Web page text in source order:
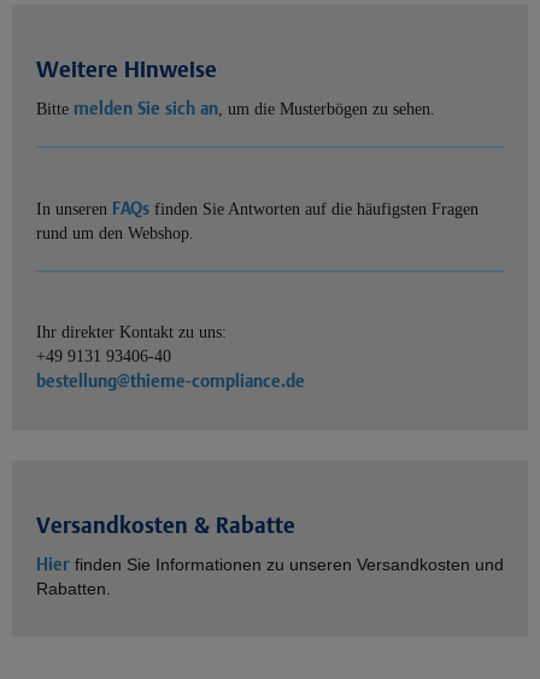
Weitere Hinweise
Bitte melden Sie sich an, um die Musterbögen zu sehen.
In unseren FAQs finden Sie Antworten auf die häufigsten Fragen
rund um den Webshop.
Ihr direkter Kontakt zu uns:
+49 9131 93406-40
bestellung@thieme-compliance.de
Versandkosten & Rabatte
Hier finden Sie Informationen zu unseren Versandkosten und
Rabatten.